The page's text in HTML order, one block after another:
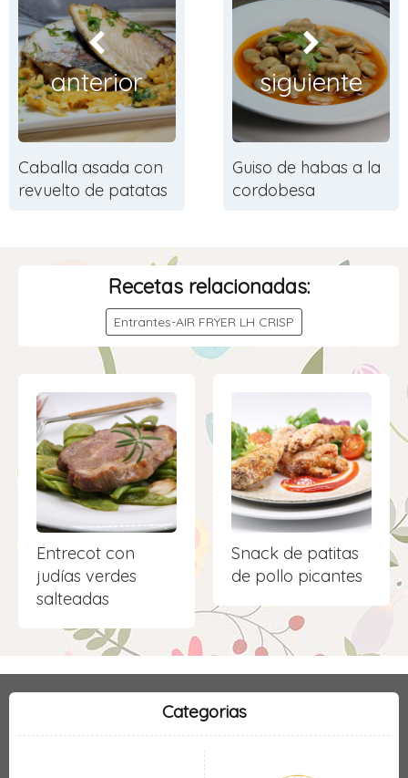
anterior
Caballa asada con
revuelto de patatas
siguiente
Guiso de habas a la
cordobesa
Recetas relacionadas:
Entrantes-AIR FRYER LH CRISP
Entrecot con
judías verdes
salteadas
Snack de patitas
de pollo picantes
Categorias